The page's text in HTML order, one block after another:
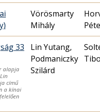
Vörösmarty
Mihály
33
alapja
című
a kínai
Lin Yutang,
Podmaniczky
Szilárd